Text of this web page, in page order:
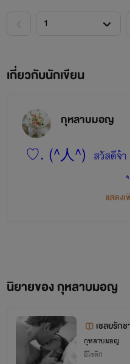
เกี่ยวกับนักเขียน
กุหลาบมอญ
♡. (^人^) สวัสดีจ้
href=https://
overflow:hidden;
allowTransparency="true"></
แสดง
นิยายของ กุหลาบมอญ
เชลยรัก
กุหลาบมอญ
อีโรติก